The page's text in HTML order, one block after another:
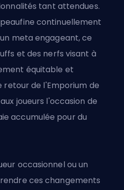
tant attendues.
continuellement
meta engageant, ce
et des nerfs visant à
équitable et
retour de l'Emporium de
joueurs l'occasion de
accumulée pour du
occasionnel ou un
ces changements